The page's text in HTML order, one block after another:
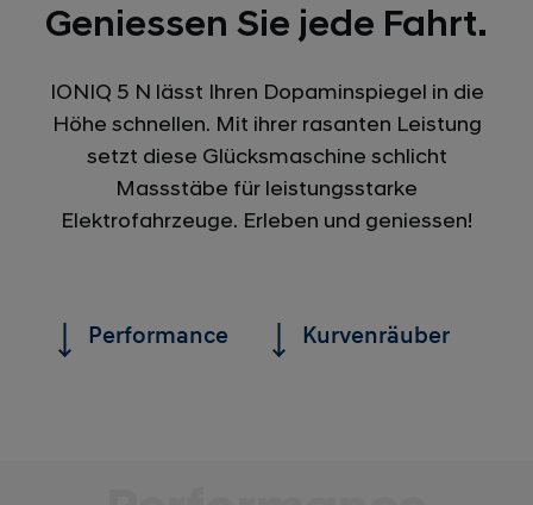
Geniessen Sie jede Fahrt.
IONIQ 5 N lässt Ihren Dopaminspiegel in die
Höhe schnellen. Mit ihrer rasanten Leistung
setzt diese Glücksmaschine schlicht
Massstäbe für leistungsstarke
Elektrofahrzeuge. Erleben und geniessen!
Performance Kurvenräuber